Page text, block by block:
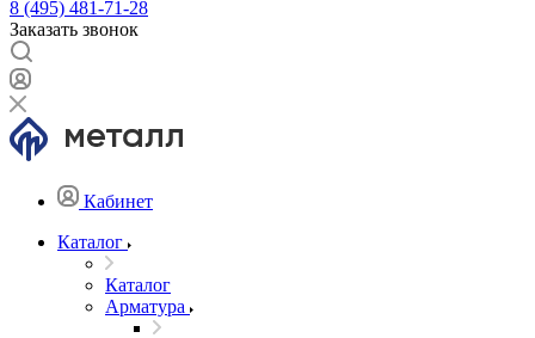
8 (495) 481-71-28
Заказать звонок
Кабинет
Каталог
Каталог
Арматура